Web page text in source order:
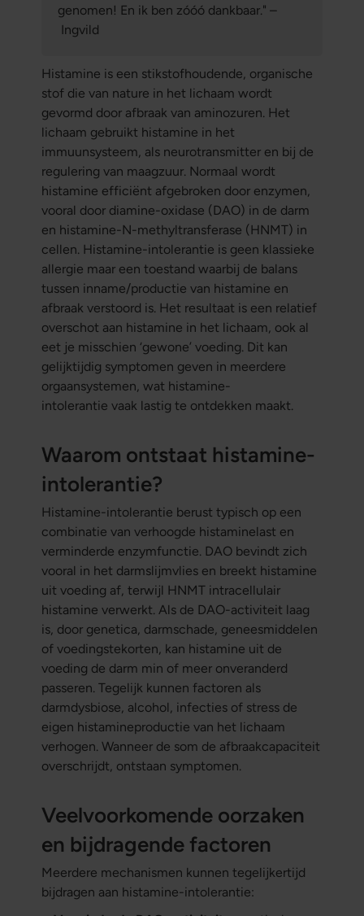
genomen! En ik ben zóóó dankbaar." –
Ingvild
Histamine is een stikstofhoudende, organische
stof die van nature in het lichaam wordt
gevormd door afbraak van aminozuren. Het
lichaam gebruikt histamine in het
immuunsysteem, als neurotransmitter en bij de
regulering van maagzuur. Normaal wordt
histamine efficiënt afgebroken door enzymen,
vooral door diamine-oxidase (DAO) in de darm
en histamine-N-methyltransferase (HNMT) in
cellen. Histamine-intolerantie is geen klassieke
allergie maar een toestand waarbij de balans
tussen inname/productie van histamine en
afbraak verstoord is. Het resultaat is een relatief
overschot aan histamine in het lichaam, ook al
eet je misschien ‘gewone’ voeding. Dit kan
gelijktijdig symptomen geven in meerdere
orgaansystemen, wat histamine-
intolerantie vaak lastig te ontdekken maakt.
Waarom ontstaat histamine-
intolerantie?
Histamine-intolerantie berust typisch op een
combinatie van verhoogde histaminelast en
verminderde enzymfunctie. DAO bevindt zich
vooral in het darmslijmvlies en breekt histamine
uit voeding af, terwijl HNMT intracellulair
histamine verwerkt. Als de DAO-activiteit laag
is, door genetica, darmschade, geneesmiddelen
of voedingstekorten, kan histamine uit de
voeding de darm min of meer onveranderd
passeren. Tegelijk kunnen factoren als
darmdysbiose, alcohol, infecties of stress de
eigen histamineproductie van het lichaam
verhogen. Wanneer de som de afbraakcapaciteit
overschrijdt, ontstaan symptomen.
Veelvoorkomende oorzaken
en bijdragende factoren
Meerdere mechanismen kunnen tegelijkertijd
bijdragen aan histamine-intolerantie: